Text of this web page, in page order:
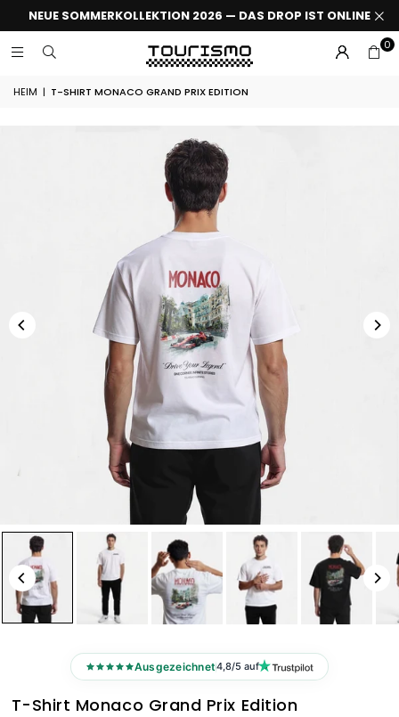
NEUE SOMMERKOLLEKTION 2026 — DAS DROP IST ONLINE
0
HEIM | T-SHIRT MONACO GRAND PRIX EDITION
Ausgezeichnet4,8/5 auf
T-Shirt Monaco Grand Prix Edition